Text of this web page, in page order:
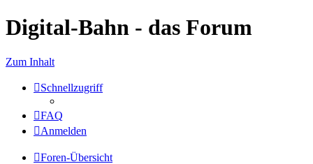
Digital-Bahn - das Forum
Zum Inhalt
Schnellzugriff
FAQ
Anmelden
Foren-Übersicht